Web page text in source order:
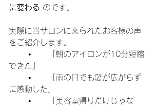
に変わる のです。
実際に当サロンに来られたお客様の声
をご紹介します。
できた」
に感動した」